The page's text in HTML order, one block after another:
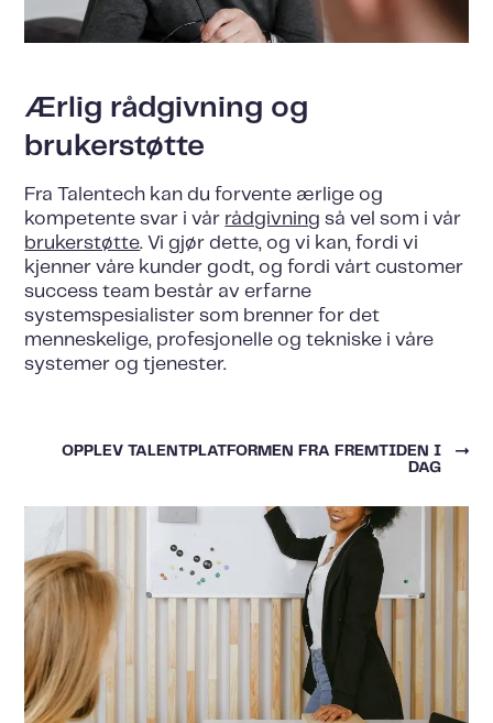
Ærlig rådgivning og
brukerstøtte
Fra Talentech kan du forvente ærlige og
kompetente svar i vår rådgivning så vel som i vår
brukerstøtte. Vi gjør dette, og vi kan, fordi vi
kjenner våre kunder godt, og fordi vårt customer
success team består av erfarne
systemspesialister som brenner for det
menneskelige, profesjonelle og tekniske i våre
systemer og tjenester.
OPPLEV TALENTPLATFORMEN FRA FREMTIDEN I
DAG